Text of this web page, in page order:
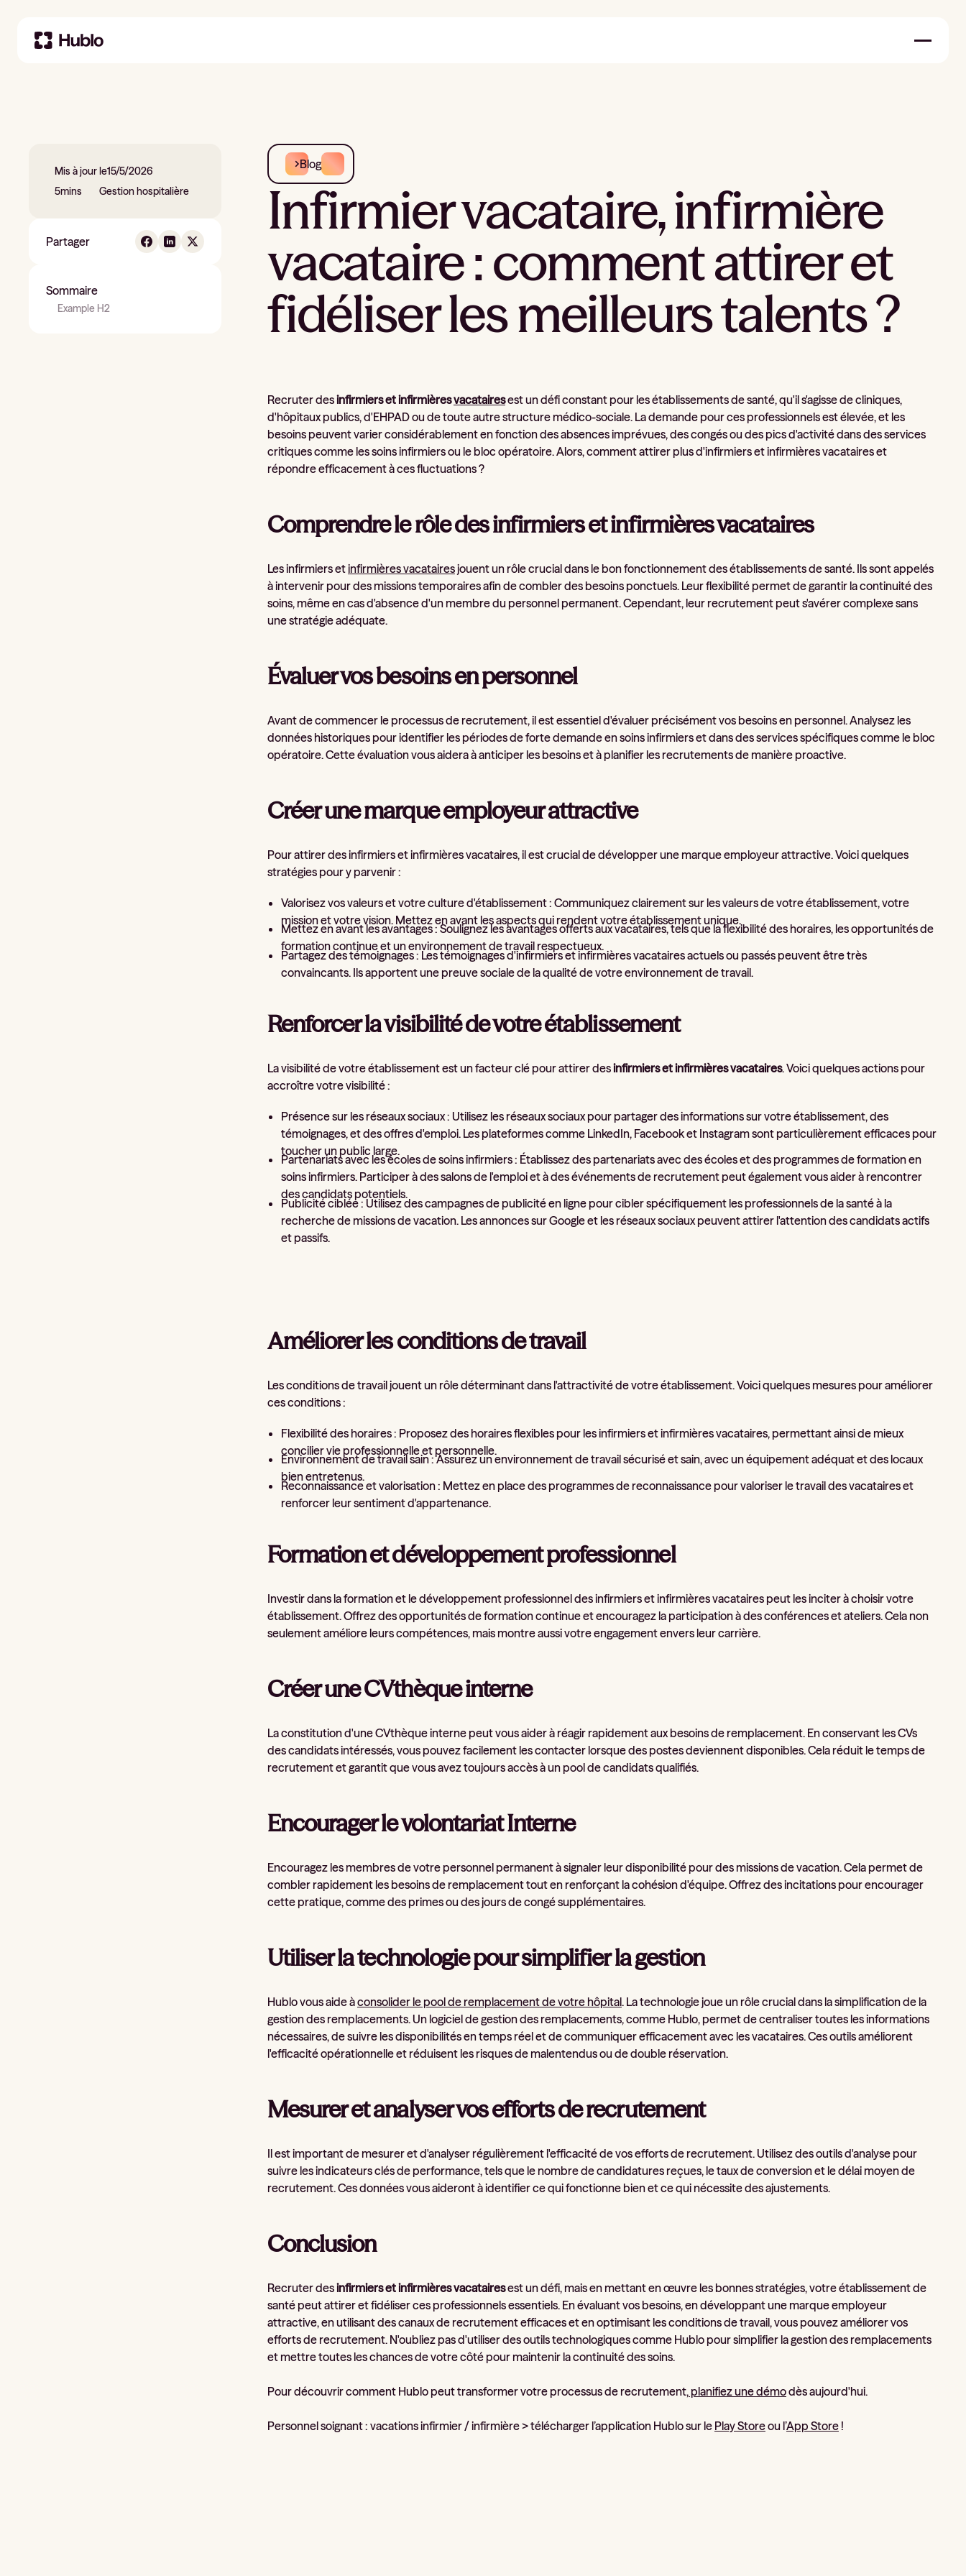
Mis à jour le15/5/2026
5mins Gestion hospitalière
Partager
Sommaire
Example H2
Blog
Infirmier vacataire, infirmière
vacataire : comment attirer et
fidéliser les meilleurs talents ?
Recruter desinfirmiers et infirmièresvacatairesest un défi constant pour les établissements de santé, qu'il s'agisse de cliniques,
d'hôpitaux publics, d'EHPAD ou de toute autre structure médico-sociale. La demande pour ces professionnels est élevée, et les
besoins peuvent varier considérablement en fonction des absences imprévues, des congés ou des pics d'activité dans des services
critiques comme les soins infirmiers ou le bloc opératoire. Alors, comment attirer plus d'infirmiers et infirmières vacataires et
répondre efficacement à ces fluctuations ?
Comprendre le rôle des infirmiers et infirmières vacataires
Les infirmiers etinfirmières vacatairesjouent un rôle crucial dans le bon fonctionnement des établissements de santé. Ils sont appelés
à intervenir pour des missions temporaires afin de combler des besoins ponctuels. Leur flexibilité permet de garantir la continuité des
soins, même en cas d'absence d'un membre du personnel permanent. Cependant, leur recrutement peut s'avérer complexe sans
une stratégie adéquate.
Évaluer vos besoins en personnel
Avant de commencer le processus de recrutement, il est essentiel d'évaluer précisément vos besoins en personnel. Analysez les
données historiques pour identifier les périodes de forte demande en soins infirmiers et dans des services spécifiques comme le bloc
opératoire. Cette évaluation vous aidera à anticiper les besoins et à planifier les recrutements de manière proactive.
Créer une marque employeur attractive
Pour attirer des infirmiers et infirmières vacataires, il est crucial de développer une marque employeur attractive. Voici quelques
stratégies pour y parvenir :
Valorisez vos valeurs et votre culture d'établissement : Communiquez clairement sur les valeurs de votre établissement, votre
mission et votre vision. Mettez en avant les aspects qui rendent votre établissement unique.
Mettez en avant les avantages : Soulignez les avantages offerts aux vacataires, tels que la flexibilité des horaires, les opportunités de
formation continue et un environnement de travail respectueux.
Partagez des témoignages : Les témoignages d'infirmiers et infirmières vacataires actuels ou passés peuvent être très
convaincants. Ils apportent une preuve sociale de la qualité de votre environnement de travail.
Renforcer la visibilité de votre établissement
La visibilité de votre établissement est un facteur clé pour attirer desinfirmiers et infirmières vacataires. Voici quelques actions pour
accroître votre visibilité :
Présence sur les réseaux sociaux : Utilisez les réseaux sociaux pour partager des informations sur votre établissement, des
témoignages, et des offres d'emploi. Les plateformes comme LinkedIn, Facebook et Instagram sont particulièrement efficaces pour
toucher un public large.
Partenariats avec les écoles de soins infirmiers : Établissez des partenariats avec des écoles et des programmes de formation en
soins infirmiers. Participer à des salons de l'emploi et à des événements de recrutement peut également vous aider à rencontrer
des candidats potentiels.
Publicité ciblée : Utilisez des campagnes de publicité en ligne pour cibler spécifiquement les professionnels de la santé à la
recherche de missions de vacation. Les annonces sur Google et les réseaux sociaux peuvent attirer l'attention des candidats actifs
et passifs.
Améliorer les conditions de travail
Les conditions de travail jouent un rôle déterminant dans l'attractivité de votre établissement. Voici quelques mesures pour améliorer
ces conditions :
Flexibilité des horaires : Proposez des horaires flexibles pour les infirmiers et infirmières vacataires, permettant ainsi de mieux
concilier vie professionnelle et personnelle.
Environnement de travail sain : Assurez un environnement de travail sécurisé et sain, avec un équipement adéquat et des locaux
bien entretenus.
Reconnaissance et valorisation : Mettez en place des programmes de reconnaissance pour valoriser le travail des vacataires et
renforcer leur sentiment d'appartenance.
Formation et développement professionnel
Investir dans la formation et le développement professionnel des infirmiers et infirmières vacataires peut les inciter à choisir votre
établissement. Offrez des opportunités de formation continue et encouragez la participation à des conférences et ateliers. Cela non
seulement améliore leurs compétences, mais montre aussi votre engagement envers leur carrière.
Créer une CVthèque interne
La constitution d'une CVthèque interne peut vous aider à réagir rapidement aux besoins de remplacement. En conservant les CVs
des candidats intéressés, vous pouvez facilement les contacter lorsque des postes deviennent disponibles. Cela réduit le temps de
recrutement et garantit que vous avez toujours accès à un pool de candidats qualifiés.
Encourager le volontariat Interne
Encouragez les membres de votre personnel permanent à signaler leur disponibilité pour des missions de vacation. Cela permet de
combler rapidement les besoins de remplacement tout en renforçant la cohésion d'équipe. Offrez des incitations pour encourager
cette pratique, comme des primes ou des jours de congé supplémentaires.
Utiliser la technologie pour simplifier la gestion
Hublo vous aide àconsolider le pool de remplacement de votre hôpital. La technologie joue un rôle crucial dans la simplification de la
gestion des remplacements. Un logiciel de gestion des remplacements, comme Hublo, permet de centraliser toutes les informations
nécessaires, de suivre les disponibilités en temps réel et de communiquer efficacement avec les vacataires. Ces outils améliorent
l'efficacité opérationnelle et réduisent les risques de malentendus ou de double réservation.
Mesurer et analyser vos efforts de recrutement
Il est important de mesurer et d'analyser régulièrement l'efficacité de vos efforts de recrutement. Utilisez des outils d'analyse pour
suivre les indicateurs clés de performance, tels que le nombre de candidatures reçues, le taux de conversion et le délai moyen de
recrutement. Ces données vous aideront à identifier ce qui fonctionne bien et ce qui nécessite des ajustements.
Conclusion
Recruter desinfirmiers et infirmières vacatairesest un défi, mais en mettant en œuvre les bonnes stratégies, votre établissement de
santé peut attirer et fidéliser ces professionnels essentiels. En évaluant vos besoins, en développant une marque employeur
attractive, en utilisant des canaux de recrutement efficaces et en optimisant les conditions de travail, vous pouvez améliorer vos
efforts de recrutement. N'oubliez pas d'utiliser des outils technologiques comme Hublo pour simplifier la gestion des remplacements
et mettre toutes les chances de votre côté pour maintenir la continuité des soins.
Pour découvrir comment Hublo peut transformer votre processus de recrutement,planifiez une démodès aujourd'hui.
Personnel soignant : vacations infirmier / infirmière > télécharger l’application Hublo sur le Play Storeou l’App Store!